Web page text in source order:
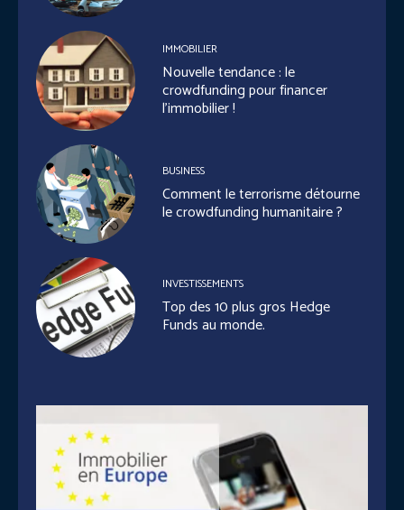
IMMOBILIER
Nouvelle tendance : le
crowdfunding pour financer
l’immobilier !
BUSINESS
Comment le terrorisme détourne
le crowdfunding humanitaire ?
INVESTISSEMENTS
Top des 10 plus gros Hedge
Funds au monde.